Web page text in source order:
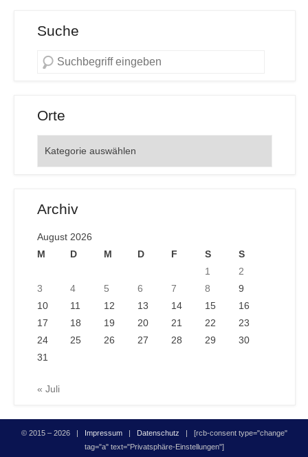
Suche
Orte
Archiv
August 2026
M
D M D F S
S
1
2
3
4 5 6 7 8
9
10
11 12 13 14 15
16
17
18 19 20 21 22
23
24
25 26 27 28 29
30
31
« Juli
© 2015 – 2026 | Impressum| Datenschutz | [rcb-consent type="change"
tag="a" text="Privatsphäre-Einstellungen"]